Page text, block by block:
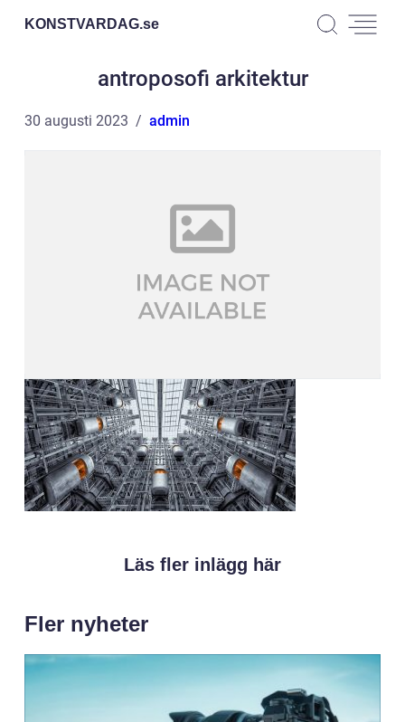
KONSTVARDAG.se
antroposofi arkitektur
30 augusti 2023 admin
Läs fler inlägg här
Fler nyheter